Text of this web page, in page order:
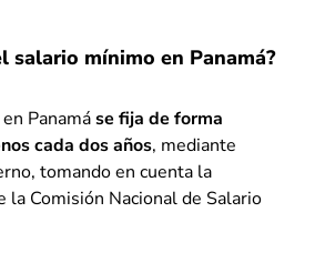
salario mínimo en Panamá?
Panamáse fija de forma
cada dos años, mediante
tomando en cuenta la
la Comisión Nacional de Salario